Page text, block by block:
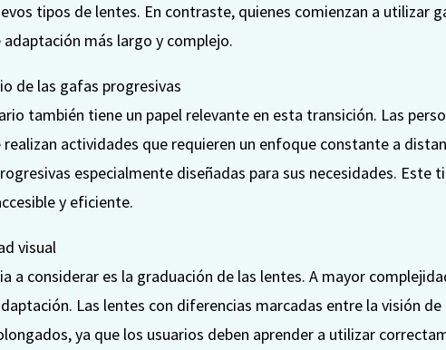
tipos de lentes. En contraste, quienes comienzan a utilizar
más largo y complejo.
de las gafas progresivas
también tiene un papel relevante en esta transición. Las
actividades que requieren un enfoque constante a
especialmente diseñadas para sus necesidades. Este
y eficiente.
visual
a considerar es la graduación de las lentes. A mayor
Las lentes con diferencias marcadas entre la visión de
ya que los usuarios deben aprender a utilizar